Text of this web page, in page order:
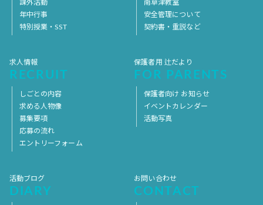
課外活動
年中行事
特別授業・SST
南草津教室
安全管理について
契約書・重説など
求人情報
RECRUIT
しごとの内容
求める人物像
募集要項
応募の流れ
エントリーフォーム
保護者用 辻だより
FOR PARENTS
保護者向け お知らせ
イベントカレンダー
活動写真
活動ブログ
DIARY
お問い合わせ
CONTACT